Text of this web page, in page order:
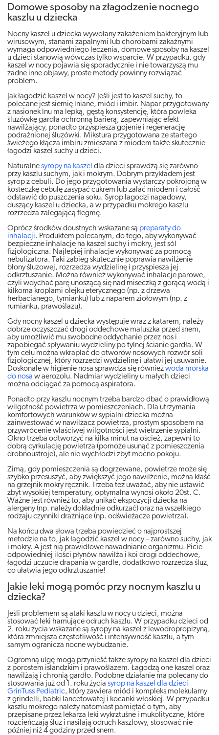
Domowe sposoby na złagodzenie nocnego
kaszlu u dziecka
Nocny kaszel u dziecka wywołany zakażeniem bakteryjnym lub
wirusowym, stanami zapalnymi lub chorobami zakaźnymi
wymaga odpowiedniego leczenia, domowe sposoby na kaszel
u dzieci stanowią wówczas tylko wsparcie. W przypadku, gdy
kaszel w nocy pojawia się sporadycznie i nie towarzyszą mu
żadne inne objawy, proste metody powinny rozwiązać
problem.
Jak łagodzić kaszel w nocy? Jeśli jest to kaszel suchy, to
polecane jest siemię lniane, miód i imbir. Napar przygotowany
z nasionek lnu ma lepką, gęstą konsystencję, która powleka
śluzówkę gardła ochronną barierą, zapewniając efekt
nawilżający, ponadto przyspiesza gojenie i regenerację
podrażnionej śluzówki. Mikstura przygotowana ze startego
świeżego kłącza imbiru zmieszana z miodem także skutecznie
łagodzi kaszel suchy u dzieci.
Naturalnesyropy na kaszel dla dzieci sprawdzą się zarówno
przy kaszlu suchym, jak i mokrym. Dobrym przykładem jest
syrop z cebuli. Do jego przygotowania wystarczy pokrojoną w
kosteczkę cebulę zasypać cukrem lub zalać miodem i całość
odstawić do puszczenia soku. Syrop łagodzi napadowy,
duszący kaszel u dziecka, a w przypadku mokrego kaszlu
rozrzedza zalegającą flegmę.
Oprócz środków doustnych wskazane są preparaty do
inhalacji. Produktem polecanym, do tego, aby wykonywać
bezpieczne inhalacje na kaszel suchy i mokry, jest sól
fizjologiczna. Najlepiej inhalacje wykonywać za pomocą
nebulizatora. Taki zabieg skutecznie poprawia nawilżenie
błony śluzowej, rozrzedza wydzielinę i przyspiesza jej
odkrztuszanie. Można również wykonywać inhalacje parowe,
czyli wdychać parę unoszącą się nad miseczką z gorącą wodą i
kilkoma kroplami olejku eterycznego (np. z drzewa
herbacianego, tymianku) lub z naparem ziołowym (np. z
rumianku, prawoślazu).
Gdy nocny kaszel u dziecka występuje wraz z katarem, należy
dobrze oczyszczać drogi oddechowe maluszka przed snem,
aby umożliwić mu swobodne oddychanie przez nos i
zapobiegać spływaniu wydzieliny po tylnej ścianie gardła. W
tym celu można wkraplać do otworów nosowych rozwór soli
fizjologicznej, który rozrzedzi wydzielinę i ułatwi jej usuwanie.
Doskonale w higienie nosa sprawdza się równieżwoda morska
do nosa w aerozolu. Nadmiar wydzieliny u małych dzieci
można odciągać za pomocą aspiratora.
Ponadto przy kaszlu nocnym trzeba bardzo dbać o prawidłową
wilgotność powietrza w pomieszczeniach. Dla utrzymania
komfortowych warunków w sypialni dziecka można
zainwestować w nawilżacz powietrza, prostym sposobem na
przywrócenie właściwej wilgotności jest wietrzenie sypialni.
Okno trzeba odtworzyć na kilka minut na oścież, zapewni to
dobrą cyrkulację powietrza (pomoże usunąć z pomieszczenia
drobnoustroje), ale nie wychłodzi zbyt mocno pokoju.
Zimą, gdy pomieszczenia są dogrzewane, powietrze może się
szybko przesuszyć, aby zwiększyć jego nawilżenie, można kłaść
na grzejnik mokry ręcznik. Trzeba też uważać, aby nie ustawić
zbyt wysokiej temperatury, optymalna wynosi około 20st. C.
Ważne jest również to, aby unikać ekspozycji dziecka na
alergeny (np. należy dokładnie odkurzać) oraz na wszelkiego
rodzaju czynniki drażniące (np. odświeżacze powietrza).
Na końcu dwa słowa trzeba powiedzieć o najprostszej
metodzie na to, jak łagodzić kaszel w nocy – zarówno suchy, jak
i mokry. A jest nią prawidłowe nawadnianie organizmu. Picie
odpowiedniej ilości płynów nawilża i koi drogi oddechowe,
łagodzi uczucie drapania w gardle, dodatkowo rozrzedza śluz,
co ułatwia jego odkrztuszanie!
Jakie leki mogą pomóc przy nocnym kaszlu u
dziecka?
Jeśli problemem są ataki kaszlu w nocy u dzieci, można
stosować leki hamujące odruch kaszlu. W przypadku dzieci od
2. roku życia wskazane są syropy na kaszel z lewodropropizyną,
która zmniejsza częstotliwość i intensywność kaszlu, a tym
samym ogranicza nocne wybudzanie.
Ogromną ulgę mogą przynieść także syropy na kaszel dla dzieci
z porostem islandzkim i prawoślazem. Łagodzą one kaszel oraz
nawilżają i chronią gardło. Podobne działanie ma polecany do
stosowania już od 1. roku życia syrop na kaszel dla dzieci
GrinTuss Pediatric, który zawiera miód i kompleks molekularny
z grindelli, babki lancetowatej i kocanki włoskiej. W przypadku
kaszlu mokrego należy natomiast pamiętać o tym, aby
przepisane przez lekarza leki wykrztuśne i mukolityczne, które
rozcieńczają śluz i nasilają odruch kaszlowy, stosować nie
później niż 4 godziny przed snem.